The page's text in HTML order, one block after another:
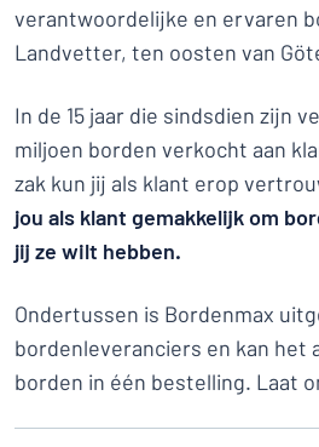
Stickers
Dierenborden
Kinderborden
Kantoor en werkplek
Toon alle categorieën
en
brievenbus
en
voertuigen
Naambadges
Toon alle categorieën
Offerteaanvraag
Inloggen
verantwoordelijke en ervaren
Landvetter, ten oosten van
In de 15 jaar die sindsdien zijn
miljoen borden verkocht aan
zak kun jij als klant erop
jou als klant gemakkelijk om
jij ze wilt hebben.
Ondertussen is Bordenmax
bordenleveranciers en kan het
borden in één bestelling. Laat